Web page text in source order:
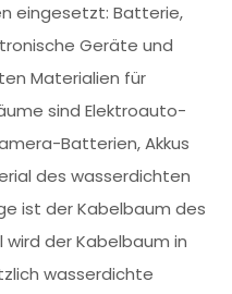
eingesetzt: Batterie,
Geräte und
Materialien für
sind Elektroauto-
Batterien, Akkus
des wasserdichten
ist der Kabelbaum des
wird der Kabelbaum in
wasserdichte